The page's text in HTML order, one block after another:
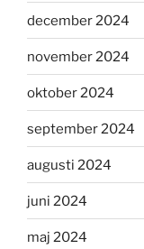
december 2024
november 2024
oktober 2024
september 2024
augusti 2024
juni 2024
maj 2024